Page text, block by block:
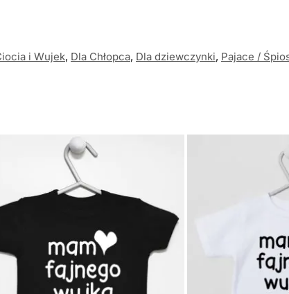
i Wujek, Dla Chłopca, Dla dziewczynki, Pajace /